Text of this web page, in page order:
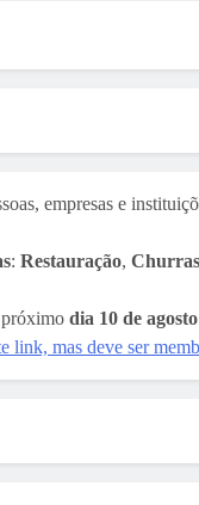
empresas e
: Restauração,
próximo dia 10 de agosto
link, mas deve ser